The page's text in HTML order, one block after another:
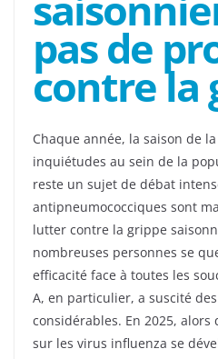
pas de
contre la
Chaque année, la saison de
inquiétudes au sein de la
reste un sujet de débat
antipneumococciques sont
lutter contre la grippe
nombreuses personnes se
efficacité face à toutes les
A, en particulier, a suscité
considérables. En 2025, alors
sur les virus influenza se